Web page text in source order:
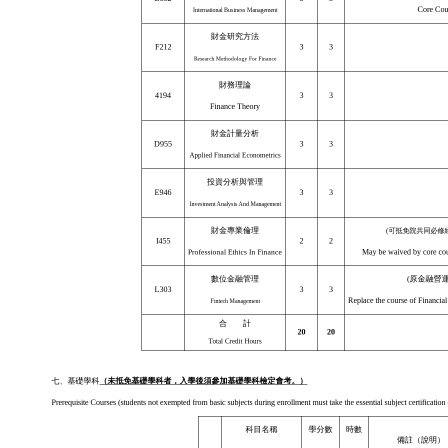
International Business Management
Core
F212
財金研究方法
Research Methodology For Finance
3 3
4194
財務理論
Finance Theory
3 3
D955
財金計量分析
Applied Financial Econometrics
3 3
E946
投資分析與管理
Investment Analysis And Management
3 3
I455
財金專業倫理
Professional Ethics In Finance
2 2
(可抵免院共同必修
May be waived by core
L303
數位金融管理
Fintech Management
3 3
(原金融營
Replace the course of
合 計
Total Credit Hours
20 20
七、基礎學科 （未抵免基礎學科者，入學後須參加基礎學科檢定會考。）
Prerequisite Courses (students not exempted from basic subjects during enrollment must take the essential subject
科目名稱 學分數 時數
備註（說明）